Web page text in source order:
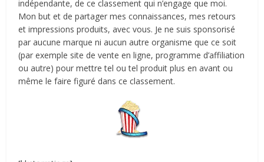
indépendante, de ce classement qui n’engage que moi.
Mon but et de partager mes connaissances, mes retours
et impressions produits, avec vous. Je ne suis sponsorisé
par aucune marque ni aucun autre organisme que ce soit
(par exemple site de vente en ligne, programme d’affiliation
ou autre) pour mettre tel ou tel produit plus en avant ou
même le faire figuré dans ce classement.